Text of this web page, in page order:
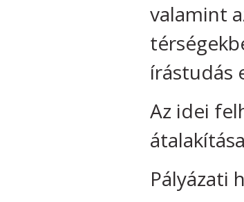
valamint
írástudás
Az idei
Pályázati